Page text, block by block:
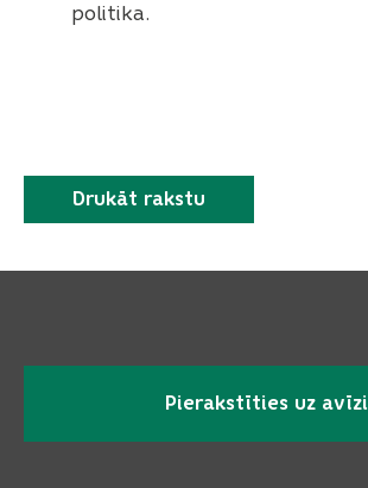
politika.
Drukāt rakstu
Pierakstīties uz avīzi